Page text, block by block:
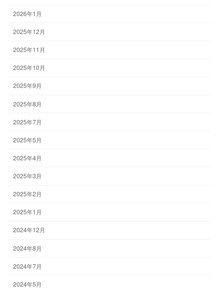
2026年1月
2025年12月
2025年11月
2025年10月
2025年9月
2025年8月
2025年7月
2025年5月
2025年4月
2025年3月
2025年2月
2025年1月
2024年12月
2024年8月
2024年7月
2024年5月